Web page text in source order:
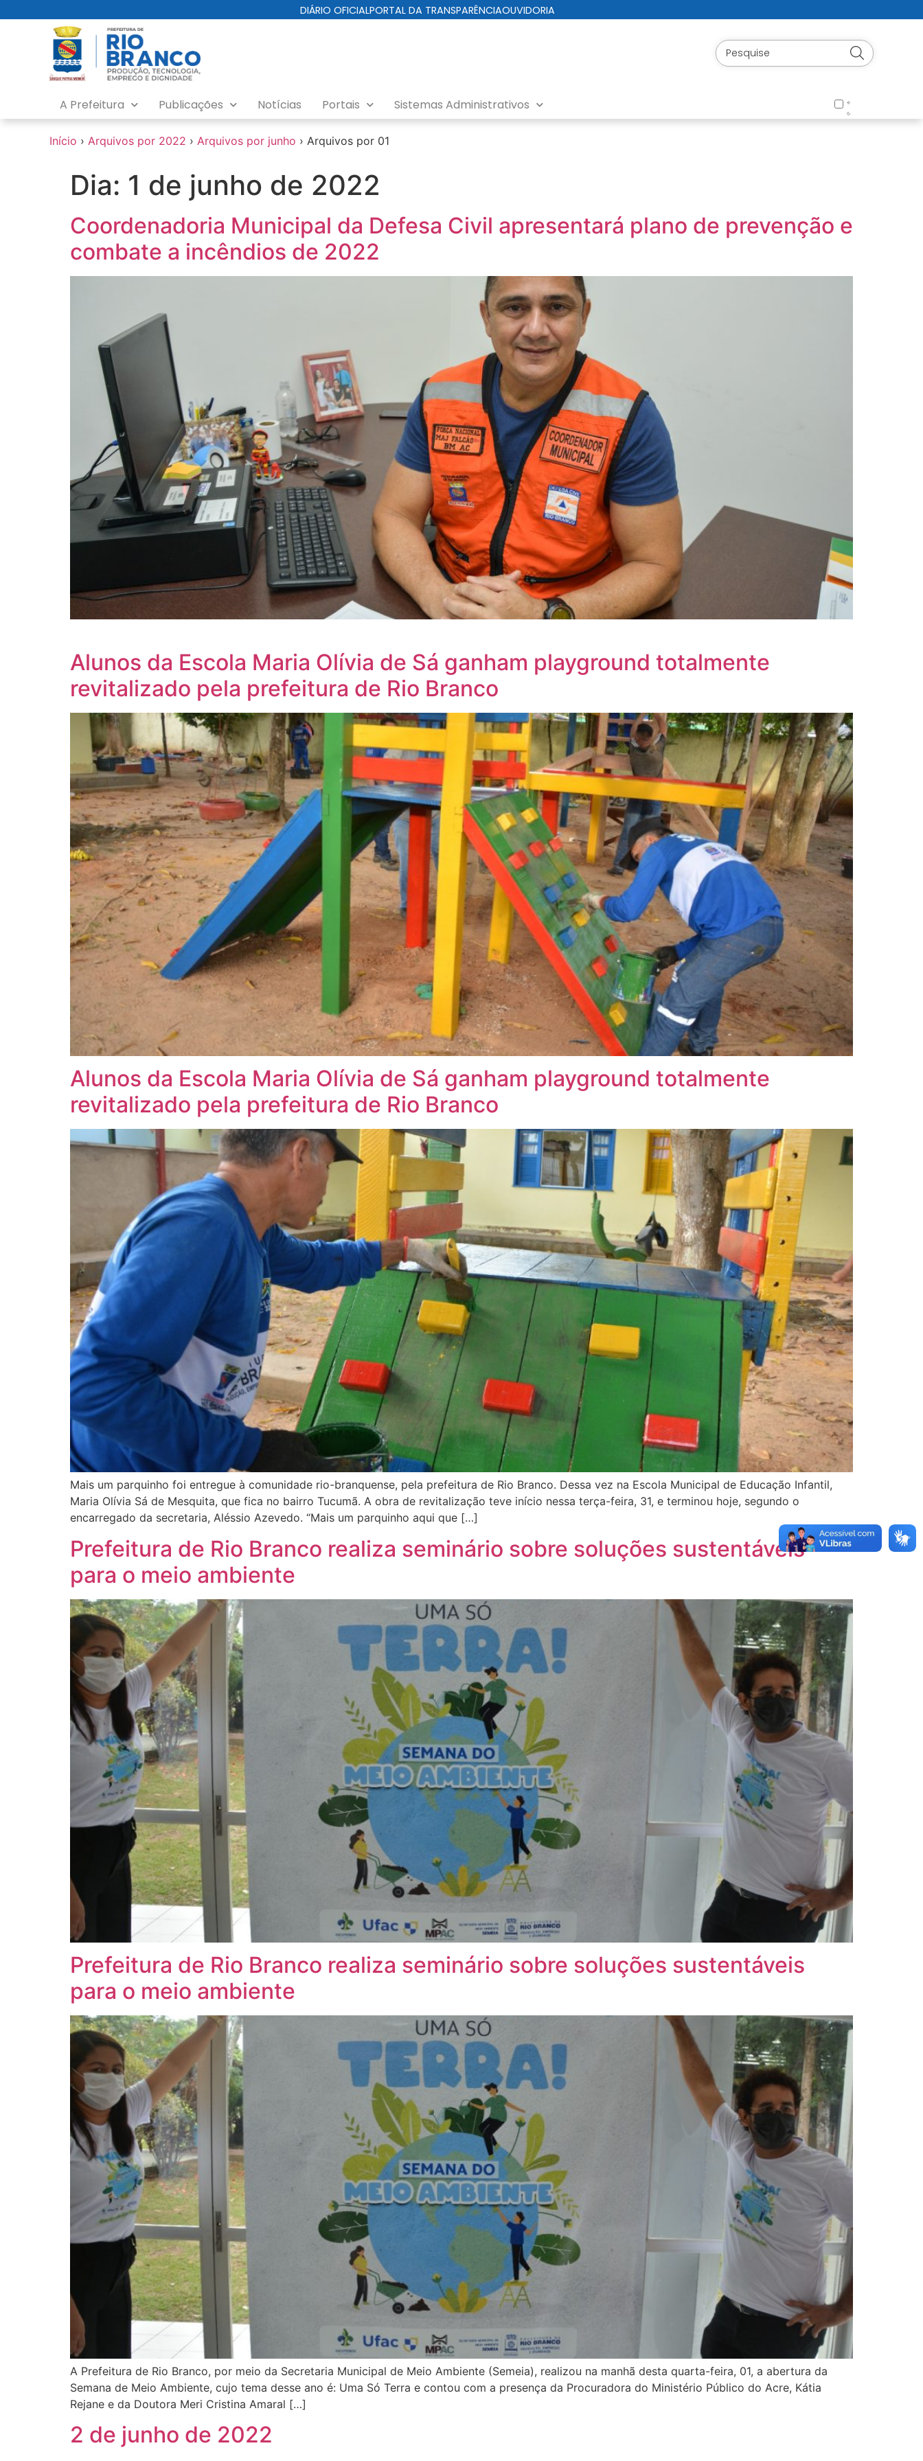
conteúdo
DIÁRIO OFICIALPORTAL DA TRANSPARÊNCIAOUVIDORIA
A Prefeitura Publicações Notícias Portais Sistemas Administrativos
Início › Arquivos por 2022 › Arquivos por junho › Arquivos por 01
Dia: 1 de junho de 2022
Coordenadoria Municipal da Defesa Civil apresentará plano de prevenção e
combate a incêndios de 2022
Alunos da Escola Maria Olívia de Sá ganham playground totalmente
revitalizado pela prefeitura de Rio Branco
Alunos da Escola Maria Olívia de Sá ganham playground totalmente
revitalizado pela prefeitura de Rio Branco
Mais um parquinho foi entregue à comunidade rio-branquense, pela prefeitura de Rio Branco. Dessa vez na Escola Municipal de Educação Infantil,
Maria Olívia Sá de Mesquita, que fica no bairro Tucumã. A obra de revitalização teve início nessa terça-feira, 31, e terminou hoje, segundo o
encarregado da secretaria, Aléssio Azevedo. “Mais um parquinho aqui que […]
Prefeitura de Rio Branco realiza seminário sobre soluções sustentáveis
para o meio ambiente
Prefeitura de Rio Branco realiza seminário sobre soluções sustentáveis
para o meio ambiente
A Prefeitura de Rio Branco, por meio da Secretaria Municipal de Meio Ambiente (Semeia), realizou na manhã desta quarta-feira, 01, a abertura da
Semana de Meio Ambiente, cujo tema desse ano é: Uma Só Terra e contou com a presença da Procuradora do Ministério Público do Acre, Kátia
Rejane e da Doutora Meri Cristina Amaral […]
2 de junho de 2022